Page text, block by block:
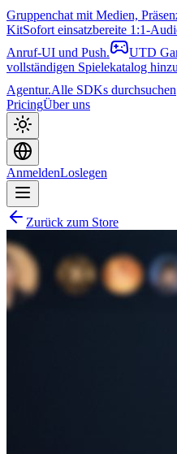
Gruppenchat mit Medien,
KitSofort einsatzbereite 1:1-
Anruf-UI und Push.
UTD
vollständigen Spielekatalog
Agentur.Alle SDKs durchsuchen
PricingÜber uns
AnmeldenLoslegen
Zurück zum Store